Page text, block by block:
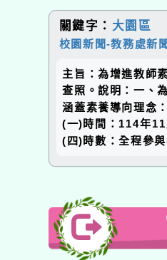
關鍵字： 大園區
校園新聞-教務處新聞
主旨：為增進教師
查照。說明：一、
涵蓋素養導向理念
(一)時間：114年
(四)時數：全程參